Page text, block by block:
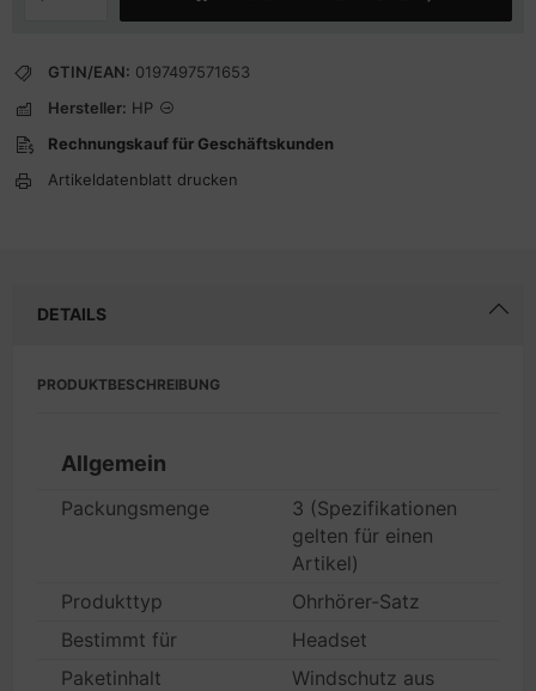
GTIN/EAN: 0197497571653
Hersteller: HP
Rechnungskauf für Geschäftskunden
Artikeldatenblatt drucken
DETAILS
PRODUKTBESCHREIBUNG
Allgemein
Packungsmenge
3 (Spezifikationen
gelten für einen
Artikel)
Produkttyp
Ohrhörer-Satz
Bestimmt für
Headset
Paketinhalt
Windschutz aus